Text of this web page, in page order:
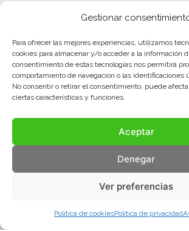
Gestionar
Para ofrecer las mejores experiencias, utilizamos
cookies para almacenar y/o acceder a la información
consentimiento de estas tecnologías nos permitirá
comportamiento de navegación o las identificaciones
No consentir o retirar el consentimiento, puede
ciertas características y funciones.
Aceptar
Denegar
Ver preferencias
Política de cookiesPolítica de privacidad